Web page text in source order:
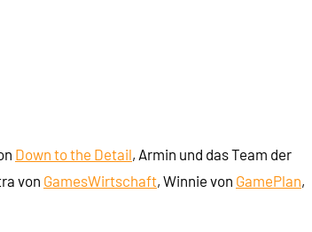
Down to the Detail, Armin und das Team der
von GamesWirtschaft, Winnie von GamePlan,